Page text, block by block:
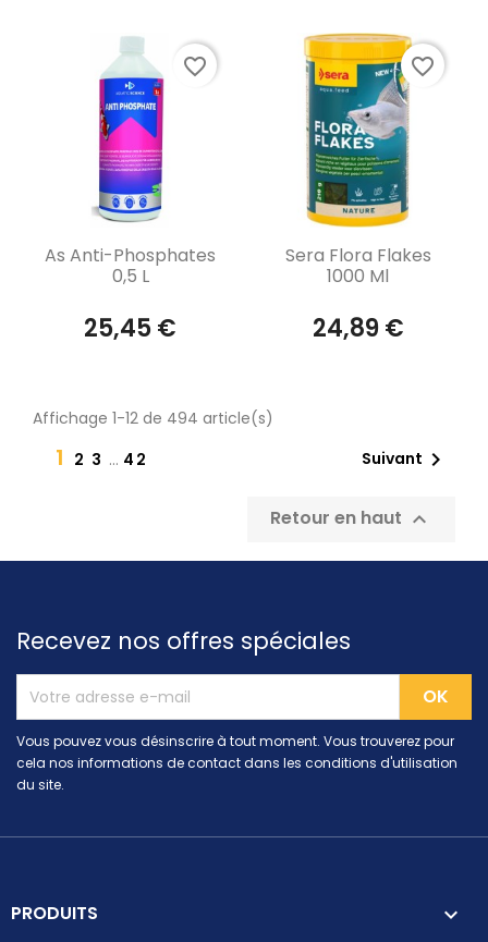
Aperçu rapide
As Anti-Phosphates
0,5 L
25,45 €
favorite_border
Aperçu rapide
Sera Flora Flakes
1000 Ml
24,89 €
favorite_border
Affichage 1-12 de 494 article(s)
1 2 3 … 42 Suivant 
Retour en haut 
Recevez nos offres spéciales
Vous pouvez vous désinscrire à tout moment. Vous trouverez pour
cela nos informations de contact dans les conditions d'utilisation
du site.
PRODUITS 